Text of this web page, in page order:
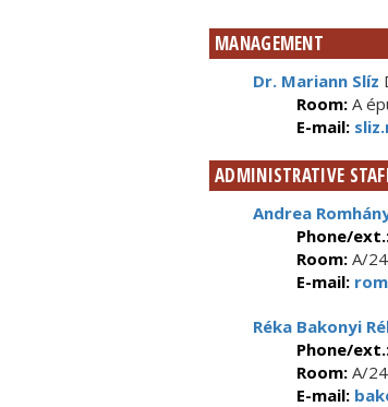
MANAGEMENT
Dr. Mariann Slíz
Room: A
E-mail:
ADMINISTRATIVE
Andrea
Phone/
Room: A/
E-mail:
Réka Bakonyi
Phone/
Room: A/
E-mail: